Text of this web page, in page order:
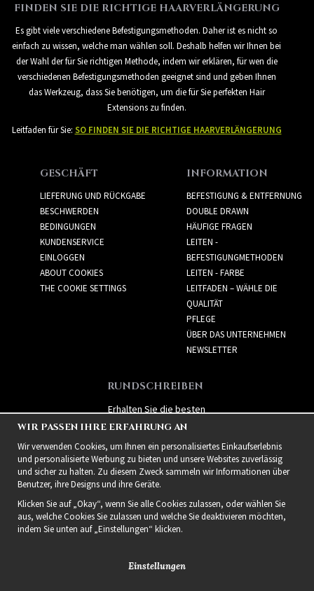
FINDEN SIE DIE RICHTIGE HAARVERLÄNGERUNG
Es gibt viele verschiedene Befestigungsmethoden. Daher ist es nicht so
einfach zu wissen, welche man wählen soll. Deshalb helfen wir Ihnen bei
der Wahl der für Sie richtigen Methode, indem wir erklären, für wen die
verschiedenen Befestigungsmethoden geeignet sind und geben Ihnen
das Werkzeug, dass Sie benötigen, um die für Sie perfekten Hair
Extensions zu finden.
Leitfaden für Sie: SO FINDEN SIE DIE RICHTIGE HAARVERLÄNGERUNG
GESCHÄFT
LIEFERUNG UND RÜCKGABE
BESCHWERDEN
BEDINGUNGEN
KUNDENSERVICE
EINLOGGEN
ABOUT COOKIES
THE COOKIE SETTINGS
INFORMATION
BEFESTIGUNG & ENTFERNUNG
DOUBLE DRAWN
HÄUFIGE FRAGEN
LEITEN -
BEFESTIGUNGMETHODEN
LEITEN - FARBE
LEITFADEN – WÄHLE DIE
QUALITÄT
PFLEGE
ÜBER DAS UNTERNEHMEN
NEWSLETTER
RUNDSCHREIBEN
Erhalten Sie die besten
Angebote und spannende
neue Produkte!
WIR PASSEN IHRE ERFAHRUNG AN
Wir verwenden Cookies, um Ihnen ein personalisiertes Einkaufserlebnis
und personalisierte Werbung zu bieten und unsere Websites zuverlässig
und sicher zu halten. Zu diesem Zweck sammeln wir Informationen über
Benutzer, ihre Designs und ihre Geräte.
Klicken Sie auf „Okay“, wenn Sie alle Cookies zulassen, oder wählen Sie
aus, welche Cookies Sie zulassen und welche Sie deaktivieren möchten,
indem Sie unten auf „Einstellungen“ klicken.
Einstellungen